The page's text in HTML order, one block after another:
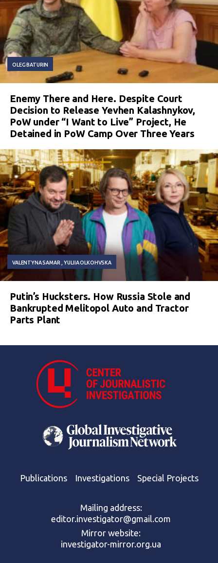
OLEG BATURIN
Enemy There and Here. Despite Court
Decision to Release Yevhen Kalashnykov,
PoW under “I Want to Live” Project, He
Detained in PoW Camp Over Three Years
VALENTYNA SAMAR YULIIA OLKOHVSKA
Putin’s Hucksters. How Russia Stole and
Bankrupted Melitopol Auto and Tractor
Parts Plant
Publications Investigations Special Projects
Mailing address:
editor.investigator@gmail.com
Mirror website:
investigator-mirror.org.ua